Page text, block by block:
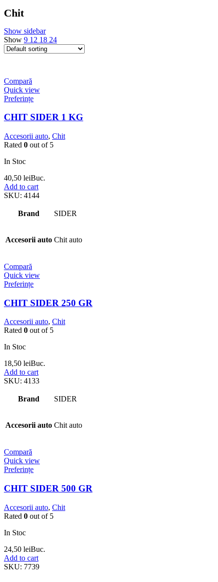
Chit
Show sidebar
Show 9 12 18 24
Compară
Quick view
Preferințe
CHIT SIDER 1 KG
Accesorii auto, Chit
Rated 0 out of 5
In Stoc
40,50 leiBuc.
Add to cart
SKU: 4144
Brand SIDER
Accesorii auto Chit auto
Compară
Quick view
Preferințe
CHIT SIDER 250 GR
Accesorii auto, Chit
Rated 0 out of 5
In Stoc
18,50 leiBuc.
Add to cart
SKU: 4133
Brand SIDER
Accesorii auto Chit auto
Compară
Quick view
Preferințe
CHIT SIDER 500 GR
Accesorii auto, Chit
Rated 0 out of 5
In Stoc
24,50 leiBuc.
Add to cart
SKU: 7739